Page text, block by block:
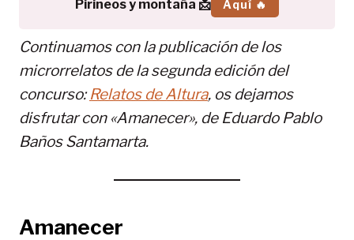
Pirineos y montaña 📩 Aquí 🔥
Continuamos con la publicación de los
microrrelatos de la segunda edición del
concurso:Relatos de Altura, os dejamos
disfrutar con «Amanecer», de Eduardo Pablo
Baños Santamarta.
Amanecer